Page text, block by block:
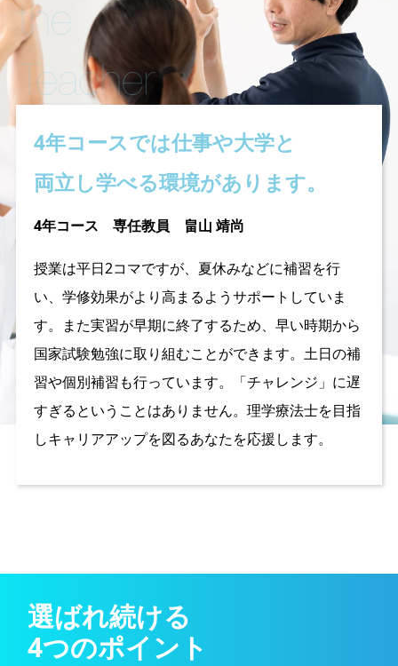
4年コースでは仕事や大学と
両立し学べる環境があります。
4年コース 専任教員 畠山 靖尚
授業は平日2コマですが、夏休みなどに補習を行
い、学修効果がより高まるようサポートしていま
す。また実習が早期に終了するため、早い時期から
国家試験勉強に取り組むことができます。土日の補
習や個別補習も行っています。「チャレンジ」に遅
すぎるということはありません。理学療法士を目指
しキャリアアップを図るあなたを応援します。
選ばれ続ける
4つのポイント